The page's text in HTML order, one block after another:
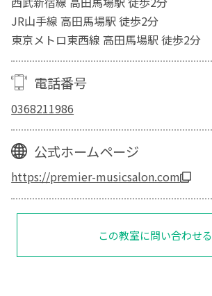
JR山手線 高田馬場駅 徒歩2分
東京メトロ東西線 高田馬場駅 徒歩2分
電話番号
0368211986
公式ホームページ
https://premier-musicsalon.com
この教室に問い合わせる